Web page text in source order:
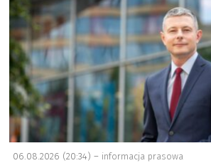
06.08.2026 (20:34) – informacja prasowa